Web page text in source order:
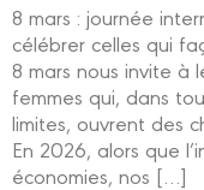
8 mars : journée
célébrer celles qui
8 mars nous invite à
femmes qui, dans
limites, ouvrent des
En 2026, alors que
économies, nos […]